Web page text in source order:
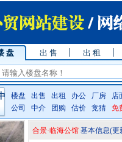
盘 出 售 出 租
楼盘 出售 出租 办公 厂房
店
公司
中介 团购 估价 竞猜 免
合景·临海公馆 基本信息(更